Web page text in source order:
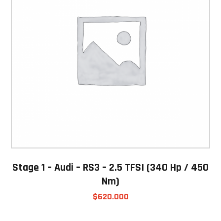
Stage 1 – Audi – RS3 – 2.5 TFSI (340 Hp / 450
Nm)
$620.000